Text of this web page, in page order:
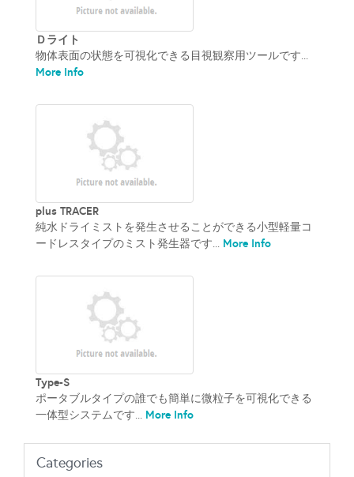
Ｄライト
物体表面の状態を可視化できる目視観察用ツールです...
More Info
plus TRACER
純水ドライミストを発生させることができる小型軽量コ
ードレスタイプのミスト発生器です... More Info
Type-S
ポータブルタイプの誰でも簡単に微粒子を可視化できる
一体型システムです... More Info
Categories